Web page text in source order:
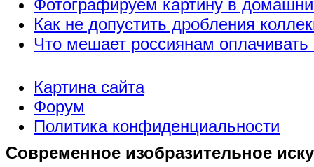
Фотографируем картину в
Как не допустить дробления
Что мешает россиянам
Картина сайта
Форум
Политика конфиденциальности
Современное изобразительное